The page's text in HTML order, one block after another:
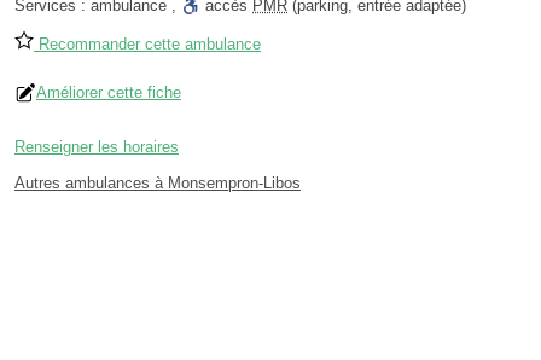
Services : ambulance , accès PMR (parking, entrée adaptée)
Recommander cette ambulance
Améliorer cette fiche
Renseigner les horaires
Autres ambulances à Monsempron-Libos